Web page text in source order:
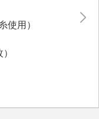
ンで、快適な住
使用）